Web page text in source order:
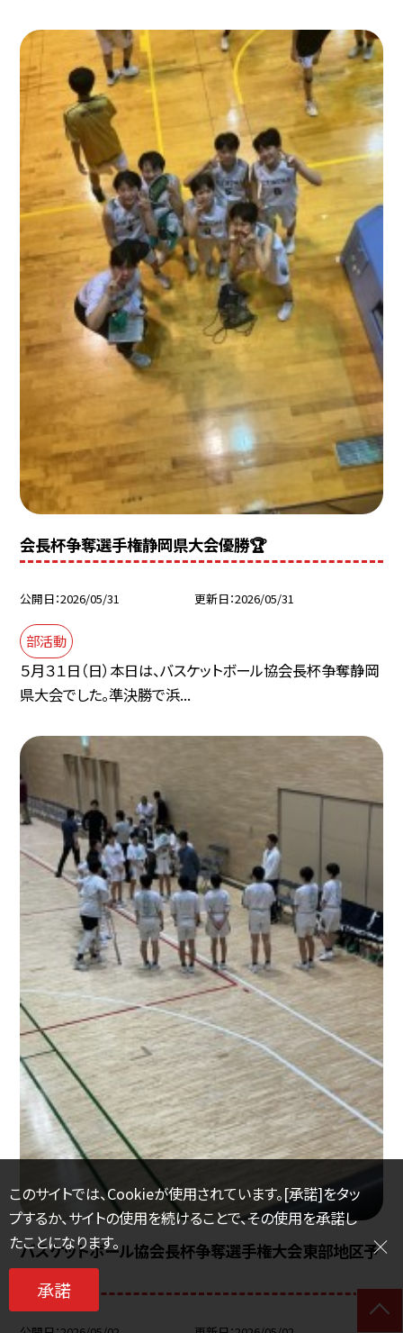
会長杯争奪選手権静岡県大会優勝🏆
公開日 2026/05/31 更新日 2026/05/31
部活動
５月３１日（日）本日は、バスケットボール協会長杯争奪静岡
県大会でした。準決勝で浜...
バスケットボール協会長杯争奪選手権大会東部地区予
このサイトでは、Cookieが使用されています。[承諾]をタッ
プするか、サイトの使用を続けることで、その使用を承諾し
たことになります。
承諾